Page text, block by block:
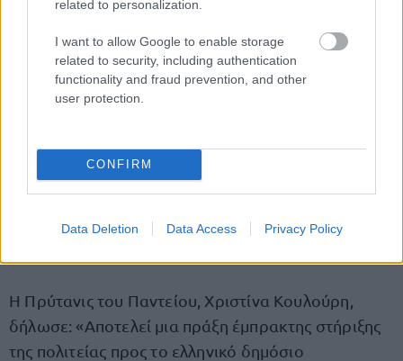
related to personalization.
I want to allow Google to enable storage
related to security, including authentication
functionality and fraud prevention, and other
user protection.
CONFIRM
Data Deletion Data Access Privacy Policy
Η Πρύτανις του Παντείου, Χριστίνα Κουλούρη,
δήλωσε: «Αποτελεί μια πράξη έμπρακτης στήριξης
της πολιτείας προς το ελληνικό δημόσιο